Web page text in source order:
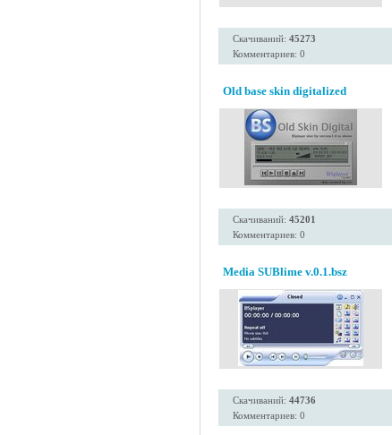
Скачиваний: 45273
Комментариев: 0
Old base skin digitalized
Скачиваний: 45201
Комментариев: 0
Media SUBlime v.0.1.bsz
Скачиваний: 44736
Комментариев: 0